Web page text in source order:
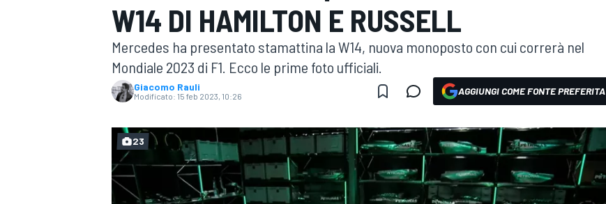
MOTOGP WEC
WRC
W14 DI HAMILTON E RUSSELL
Mercedes ha presentato stamattina la W14, nuova monoposto con cui correrà nel
Mondiale 2023 di F1. Ecco le prime foto ufficiali.
Giacomo Rauli
Modificato: 15 feb 2023, 10:26 AGGIUNGI COME FONTE PREFERITA
23